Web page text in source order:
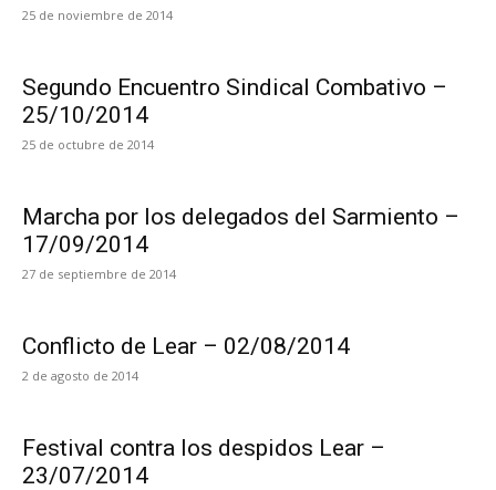
25 de noviembre de 2014
Segundo Encuentro Sindical Combativo –
25/10/2014
25 de octubre de 2014
Marcha por los delegados del Sarmiento –
17/09/2014
27 de septiembre de 2014
Conflicto de Lear – 02/08/2014
2 de agosto de 2014
Festival contra los despidos Lear –
23/07/2014